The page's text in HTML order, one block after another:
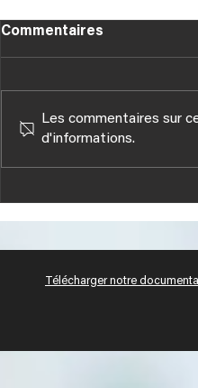
NOUVELLES
Commentaires
Les commentaires sur
d'informations.
Télécharger notre